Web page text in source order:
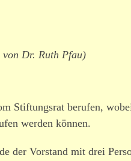
Dr. Ruth Pfau)
Stiftungsrat berufen,
werden können.
der Vorstand mit drei